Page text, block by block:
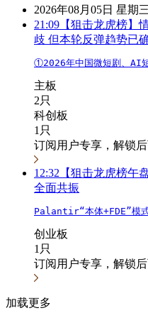
2026年08月05日 星期
21:09 【狙击龙虎榜】
歧 但本轮反弹趋势已
①2026年中国微短剧、AI
主板
2只
科创板
1只
订阅用户专享，解锁
12:32 【狙击龙虎榜午
全面共振
Palantir“本体+FDE”模式
创业板
1只
订阅用户专享，解锁
加载更多